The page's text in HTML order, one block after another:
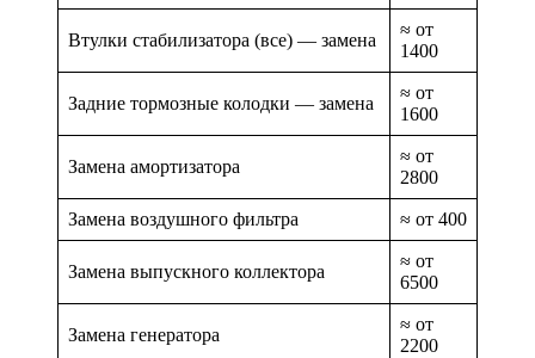
Втулки стабилизатора (все) — замена
≈ от
1400
Задние тормозные колодки — замена
≈ от
1600
Замена амортизатора
≈ от
2800
Замена воздушного фильтра ≈ от 400
Замена выпускного коллектора
≈ от
6500
Замена генератора
≈ от
2200